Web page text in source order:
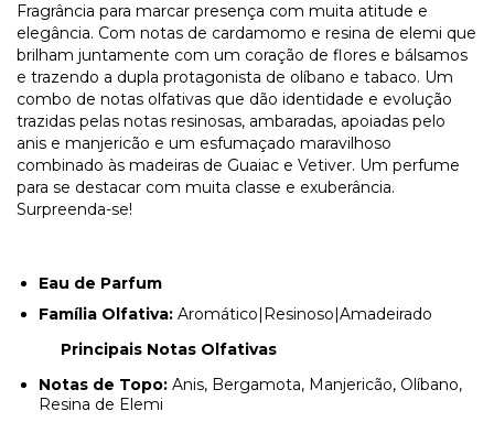
Fragrância para marcar presença com muita atitude e
elegância. Com notas de cardamomo e resina de elemi que
brilham juntamente com um coração de flores e bálsamos
e trazendo a dupla protagonista de olíbano e tabaco. Um
combo de notas olfativas que dão identidade e evolução
trazidas pelas notas resinosas, ambaradas, apoiadas pelo
anis e manjericão e um esfumaçado maravilhoso
combinado às madeiras de Guaiac e Vetiver. Um perfume
para se destacar com muita classe e exuberância.
Surpreenda-se!
Eau de Parfum
Família Olfativa: Aromático|Resinoso|Amadeirado
Principais Notas Olfativas
Notas de Topo: Anis, Bergamota, Manjericão, Olíbano,
Resina de Elemi